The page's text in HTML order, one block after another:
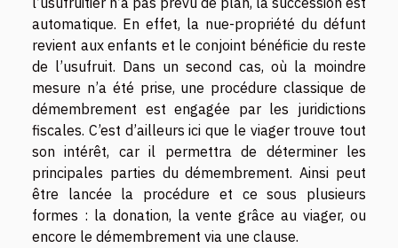
automatique. En effet, la nue-propriété du défunt
revient aux enfants et le conjoint bénéficie du reste
de l’usufruit. Dans un second cas, où la moindre
mesure n’a été prise, une procédure classique de
démembrement est engagée par les juridictions
fiscales. C’est d’ailleurs ici que le viager trouve tout
son intérêt, car il permettra de déterminer les
principales parties du démembrement. Ainsi peut
être lancée la procédure et ce sous plusieurs
formes : la donation, la vente grâce au viager, ou
encore le démembrement via une clause.